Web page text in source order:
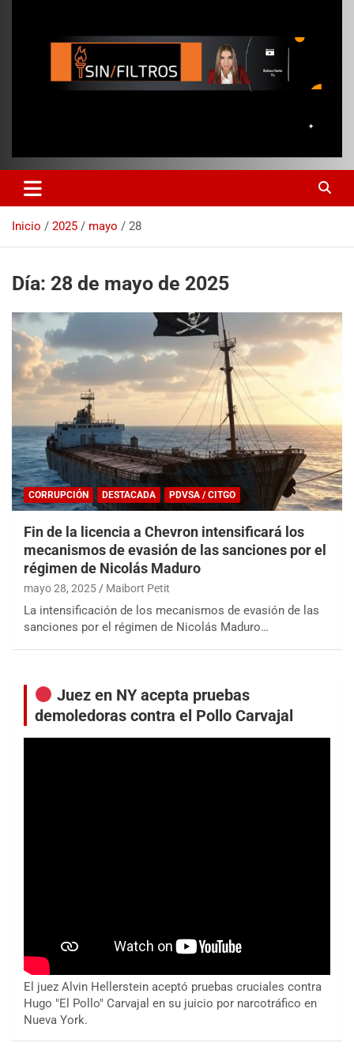
Inicio 2025 mayo 28
Día: 28 de mayo de 2025
CORRUPCIÓN DESTACADA PDVSA / CITGO
Fin de la licencia a Chevron intensificará los
mecanismos de evasión de las sanciones por el
régimen de Nicolás Maduro
mayo 28, 2025 Maibort Petit
La intensificación de los mecanismos de evasión de las
sanciones por el régimen de Nicolás Maduro…
Juez en NY acepta pruebas
demoledoras contra el Pollo Carvajal
El juez Alvin Hellerstein aceptó pruebas cruciales contra
Hugo "El Pollo" Carvajal en su juicio por narcotráfico en
Nueva York.